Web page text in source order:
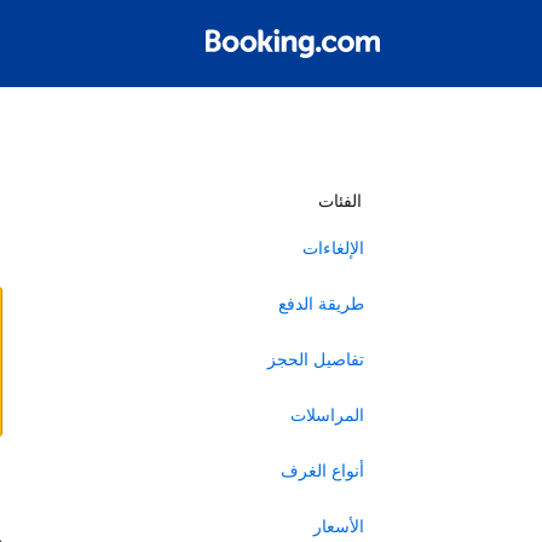
الفئات
الإلغاءات
طريقة الدفع
تفاصيل الحجز
المراسلات
أنواع الغرف
الأسعار